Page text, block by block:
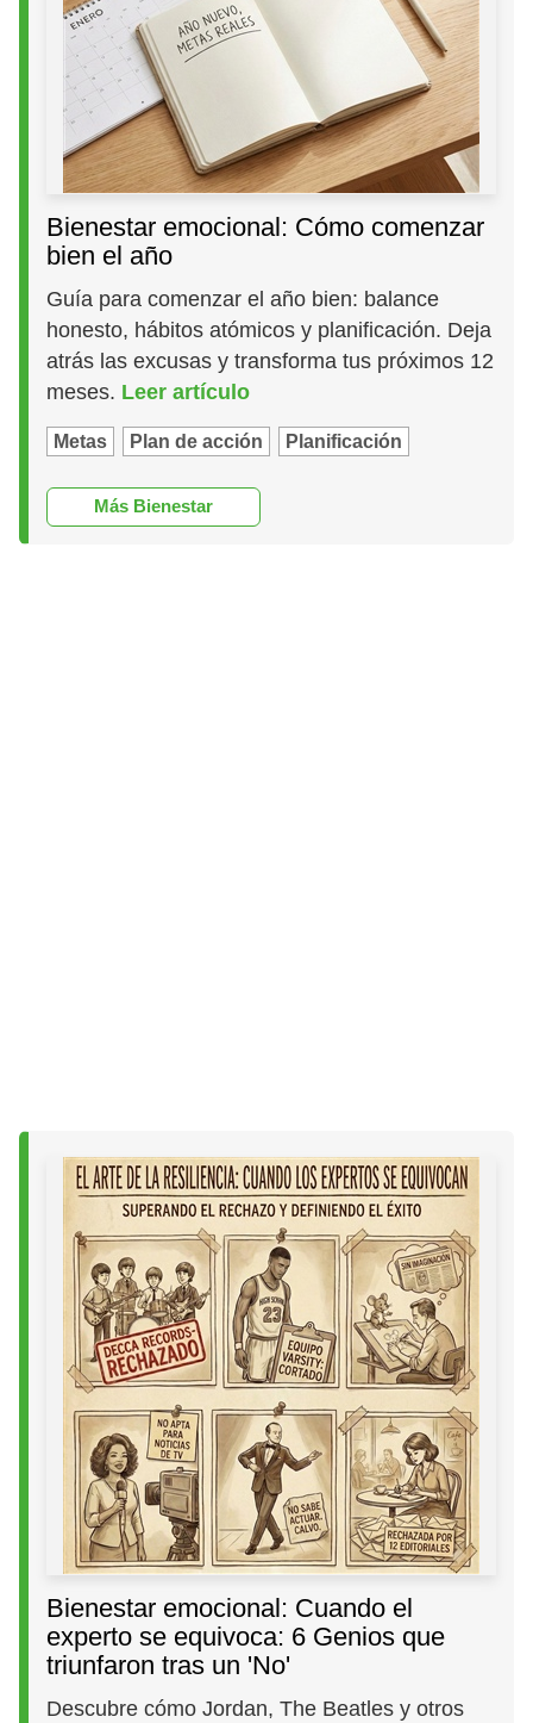
Bienestar emocional: Cómo comenzar
bien el año
Guía para comenzar el año bien: balance
honesto, hábitos atómicos y planificación. Deja
atrás las excusas y transforma tus próximos 12
meses. Leer artículo
Metas Plan de acción Planificación
Más Bienestar
Bienestar emocional: Cuando el
experto se equivoca: 6 Genios que
triunfaron tras un 'No'
Descubre cómo Jordan, The Beatles y otros